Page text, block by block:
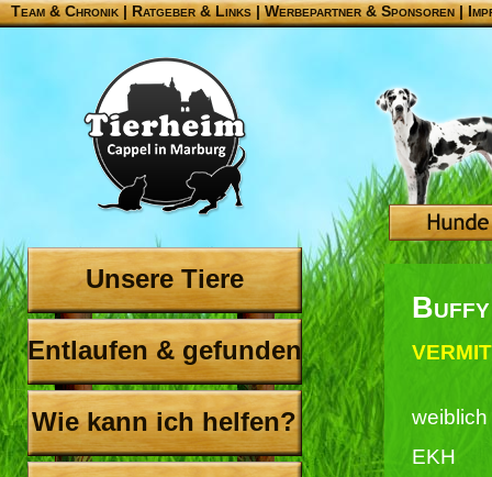
Team & Chronik |Ratgeber & Links|Werbepartner & Sponsoren|
Unsere Tiere
Entlaufen & gefunden
Wie kann ich helfen?
Buffy
weiblich
EKH